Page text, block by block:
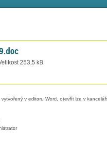
253,5 kB
v editoru Word, otevřít lze v